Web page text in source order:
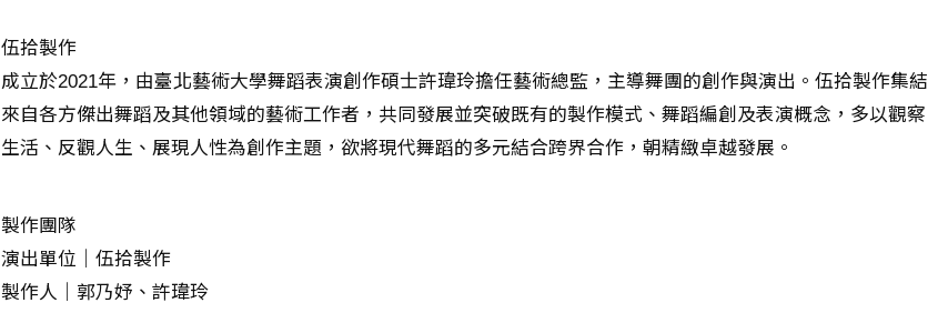
伍拾製作
成立於2021年，由臺北藝術大學舞蹈表演創作碩士許瑋玲擔任藝術總監，主導舞團的創作與演出。伍拾製作集結
來自各方傑出舞蹈及其他領域的藝術工作者，共同發展並突破既有的製作模式、舞蹈編創及表演概念，多以觀察
生活、反觀人生、展現人性為創作主題，欲將現代舞蹈的多元結合跨界合作，朝精緻卓越發展。
製作團隊
演出單位｜伍拾製作
製作人｜郭乃妤、許瑋玲